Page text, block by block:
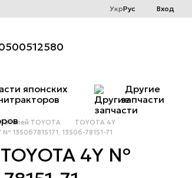
УкрРус Вход
японских
Другие
запчасти
TOYOTA
TOYOTA 4Y
135067815171, 13506-78151-71
4Y №